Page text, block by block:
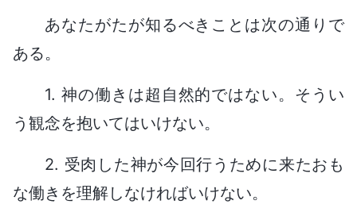
あなたがたが知るべきことは次の通りで
ある。
1. 神の働きは超自然的ではない。そうい
う観念を抱いてはいけない。
2. 受肉した神が今回行うために来たおも
な働きを理解しなければいけない。